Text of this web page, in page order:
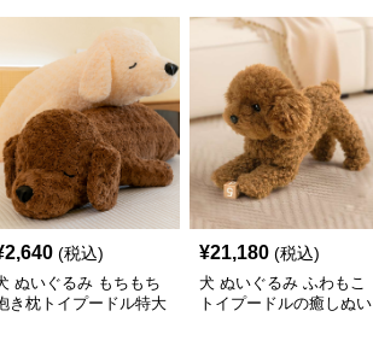
2,640 (税込)
ぬいぐるみ もちもち
き枕トイプードル特大
¥21,180 (税込)
犬 ぬいぐるみ ふわもこ
トイプードルの癒しぬい